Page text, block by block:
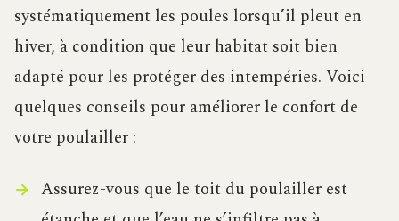
systématiquement les poules lorsqu’il pleut en
hiver, à condition que leur habitat soit bien
adapté pour les protéger des intempéries. Voici
quelques conseils pour améliorer le confort de
votre poulailler :
Assurez-vous que le toit du poulailler est